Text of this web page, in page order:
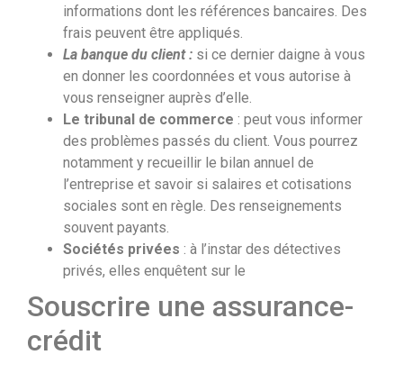
informations dont les références bancaires. Des
frais peuvent être appliqués.
La banque du client : si ce dernier daigne à vous
en donner les coordonnées et vous autorise à
vous renseigner auprès d’elle.
Le tribunal de commerce : peut vous informer
des problèmes passés du client. Vous pourrez
notamment y recueillir le bilan annuel de
l’entreprise et savoir si salaires et cotisations
sociales sont en règle. Des renseignements
souvent payants.
Sociétés privées : à l’instar des détectives
privés, elles enquêtent sur le
Souscrire une assurance-
crédit